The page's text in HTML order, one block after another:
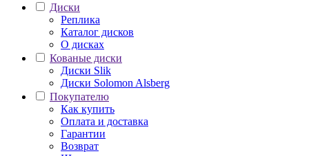
Диски
Реплика
Каталог дисков
О дисках
Кованые диски
Диски Slik
Диски Solomon Alsberg
Покупателю
Как купить
Оплата и доставка
Гарантии
Возврат